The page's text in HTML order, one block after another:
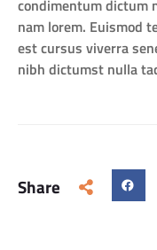
condimentum dictum
nam lorem. Euismod
est cursus viverra
nibh dictumst nulla
Share